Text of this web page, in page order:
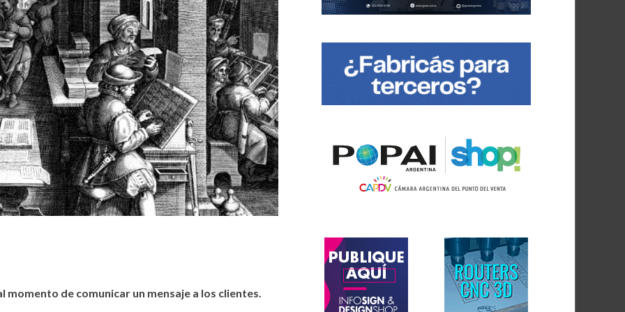
de comunicar un mensaje a los clientes.